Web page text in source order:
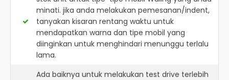
minati. jika anda melakukan pemesanan/indent,
tanyakan kisaran rentang waktu untuk
mendapatkan warna dan tipe mobil yang
diinginkan untuk menghindari menunggu terlalu
lama.
Ada baiknya untuk melakukan test drive terlebih